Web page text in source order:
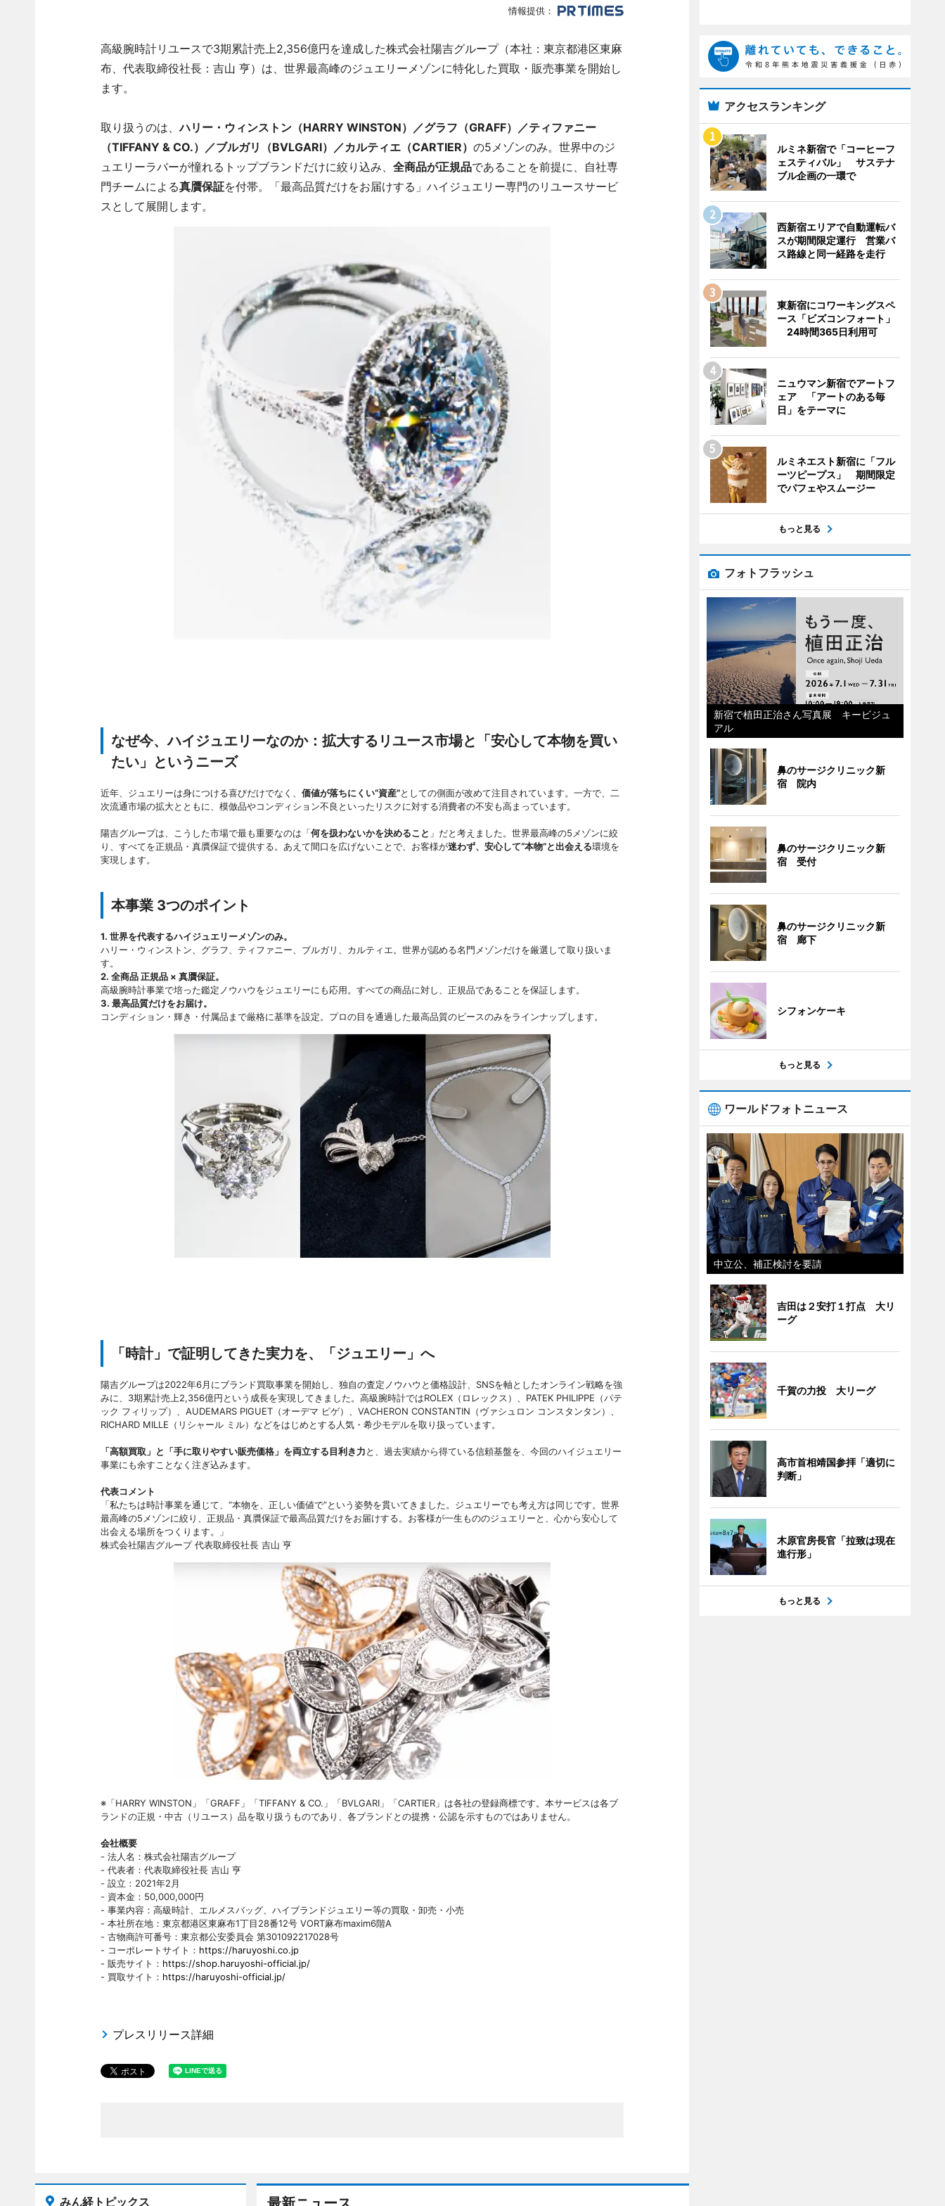
情報提供：
高級腕時計リユースで3期累計売上2,356億円を達成した株式会社陽吉グループ（本社：東京都港区東麻
布、代表取締役社長：吉山 亨）は、世界最高峰のジュエリーメゾンに特化した買取・販売事業を開始し
ます。
取り扱うのは、ハリー・ウィンストン（HARRY WINSTON）／グラフ（GRAFF）／ティファニー
（TIFFANY & CO.）／ブルガリ（BVLGARI）／カルティエ（CARTIER） の5メゾンのみ。世界中のジ
ュエリーラバーが憧れるトップブランドだけに絞り込み、 全商品が正規品であることを前提に、自社専
門チームによる真贋保証を付帯。「最高品質だけをお届けする」ハイジュエリー専門のリユースサービ
スとして展開します。
なぜ今、ハイジュエリーなのか：拡大するリユース市場と「安心して本物を買い
たい」というニーズ
近年、ジュエリーは身につける喜びだけでなく、 価値が落ちにくい“資産”としての側面が改めて注目されています。一方で、二
次流通市場の拡大とともに、模倣品やコンディション不良といったリスクに対する消費者の不安も高まっています。
陽吉グループは、こうした市場で最も重要なのは「何を扱わないかを決めること 」だと考えました。世界最高峰の5メゾンに絞
り、すべてを正規品・真贋保証で提供する。あえて間口を広げないことで、お客様が迷わず、安心して“本物”と出会える環境を
実現します。
本事業 3つのポイント
1. 世界を代表するハイジュエリーメゾンのみ。
ハリー・ウィンストン、グラフ、ティファニー、ブルガリ、カルティエ。世界が認める名門メゾンだけを厳選して取り扱いま
す。
2. 全商品 正規品 × 真贋保証。
高級腕時計事業で培った鑑定ノウハウをジュエリーにも応用。すべての商品に対し、正規品であることを保証します。
3. 最高品質だけをお届け。
コンディション・輝き・付属品まで厳格に基準を設定。プロの目を通過した最高品質のピースのみをラインナップします。
「時計」で証明してきた実力を、「ジュエリー」へ
陽吉グループは2022年6月にブランド買取事業を開始し、独自の査定ノウハウと価格設計、SNSを軸としたオンライン戦略を強
みに、3期累計売上2,356億円という成長を実現してきました。高級腕時計ではROLEX（ロレックス）、PATEK PHILIPPE（パテ
ック フィリップ）、AUDEMARS PIGUET（オーデマ ピゲ）、VACHERON CONSTANTIN（ヴァシュロン コンスタンタン）、
RICHARD MILLE（リシャール ミル）などをはじめとする人気・希少モデルを取り扱っています。
「高額買取」と「手に取りやすい販売価格」を両立する目利き力と、過去実績から得ている信頼基盤を、今回のハイジュエリー
事業にも余すことなく注ぎ込みます。
代表コメント
「私たちは時計事業を通じて、“本物を、正しい価値で”という姿勢を貫いてきました。ジュエリーでも考え方は同じです。世界
最高峰の5メゾンに絞り、正規品・真贋保証で最高品質だけをお届けする。お客様が一生もののジュエリーと、心から安心して
出会える場所をつくります。」
株式会社陽吉グループ 代表取締役社長 吉山 亨
※「HARRY WINSTON」「GRAFF」「TIFFANY & CO.」「BVLGARI」「CARTIER」は各社の登録商標です。本サービスは各ブ
ランドの正規・中古（リユース）品を取り扱うものであり、各ブランドとの提携・公認を示すものではありません。
会社概要
- 法人名：株式会社陽吉グループ
- 代表者：代表取締役社長 吉山 亨
- 設立：2021年2月
- 資本金：50,000,000円
- 事業内容：高級時計、エルメスバッグ、ハイブランドジュエリー等の買取・卸売・小売
- 本社所在地：東京都港区東麻布1丁目28番12号 VORT麻布maxim6階A
- 古物商許可番号：東京都公安委員会 第301092217028号
- コーポレートサイト： https://haruyoshi.co.jp
- 販売サイト： https://shop.haruyoshi-official.jp/
- 買取サイト： https://haruyoshi-official.jp/
プレスリリース詳細
みん経トピックス
アクセスランキング
ルミネ新宿で「コーヒーフ
ェスティバル」 サステナ
ブル企画の一環で
西新宿エリアで自動運転バ
スが期間限定運行 営業バ
ス路線と同一経路を走行
東新宿にコワーキングスペ
ース「ビズコンフォート」
24時間365日利用可
ニュウマン新宿でアートフ
ェア 「アートのある毎
日」をテーマに
ルミネエスト新宿に「フル
ーツピープス」 期間限定
でパフェやスムージー
もっと見る
フォトフラッシュ
新宿で植田正治さん写真展 キービジュ
アル
鼻のサージクリニック新
宿 院内
鼻のサージクリニック新
宿 受付
鼻のサージクリニック新
宿 廊下
シフォンケーキ
もっと見る
ワールドフォトニュース
中立公、補正検討を要請
吉田は２安打１打点 大リ
ーグ
千賀の力投 大リーグ
高市首相靖国参拝「適切に
判断」
木原官房長官「拉致は現在
進行形」
もっと見る